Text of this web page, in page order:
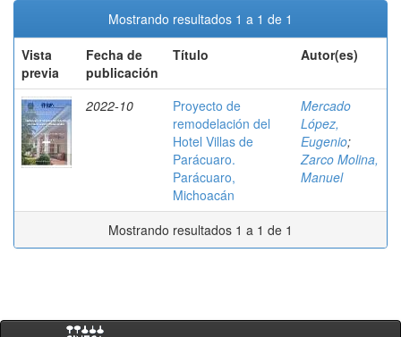
Mostrando resultados 1 a 1 de 1
Vista
previa
Fecha de
publicación
Título Autor(es)
2022-10
Proyecto de
remodelación del
Hotel Villas de
Parácuaro.
Parácuaro,
Michoacán
Mercado
López,
Eugenio;
Zarco Molina,
Manuel
Mostrando resultados 1 a 1 de 1